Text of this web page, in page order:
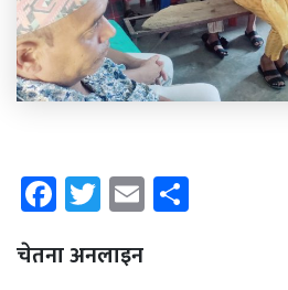
Facebook
Twitter
Email
चेतना अनलाइन